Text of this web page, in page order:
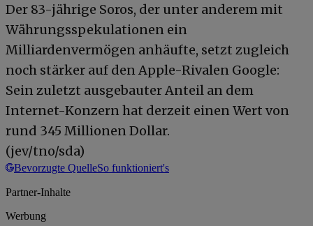
Der 83-jährige Soros, der unter anderem mit
Währungsspekulationen ein
Milliardenvermögen anhäufte, setzt zugleich
noch stärker auf den Apple-Rivalen Google:
Sein zuletzt ausgebauter Anteil an dem
Internet-Konzern hat derzeit einen Wert von
rund 345 Millionen Dollar.
(jev/tno/sda)
Bevorzugte QuelleSo funktioniert's
Partner-Inhalte
Werbung